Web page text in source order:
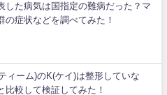
した病気は国指定の難病だった？マ
の症状などを調べてみた！
ィーム)のK(ケイ)は整形していな
比較して検証してみた！